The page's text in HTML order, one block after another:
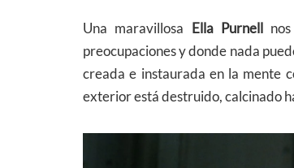
Una maravillosa Ella Purnell
preocupaciones y donde nada
creada e instaurada en la mente
exterior está destruido, calcinado